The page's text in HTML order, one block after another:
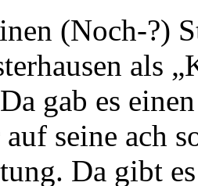
(Noch-?)
als
gab es
seine ach
Da gibt